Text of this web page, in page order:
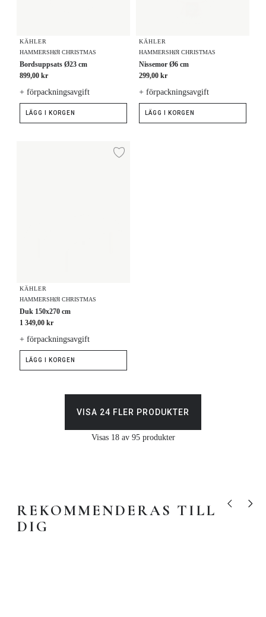
KÄHLER
HAMMERSHØI CHRISTMAS
Bordsuppsats Ø23 cm
899,00 kr
+ förpackningsavgift
LÄGG I KORGEN
KÄHLER
HAMMERSHØI CHRISTMAS
Nissemor Ø6 cm
299,00 kr
+ förpackningsavgift
LÄGG I KORGEN
Lägg till i önskelista
KÄHLER
HAMMERSHØI CHRISTMAS
Duk 150x270 cm
1 349,00 kr
+ förpackningsavgift
LÄGG I KORGEN
VISA 24 FLER PRODUKTER
Visas 18 av 95 produkter
REKOMMENDERAS TILL
DIG
Visa tidigare
Visa